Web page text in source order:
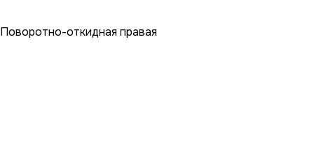
Поворотно-откидная правая